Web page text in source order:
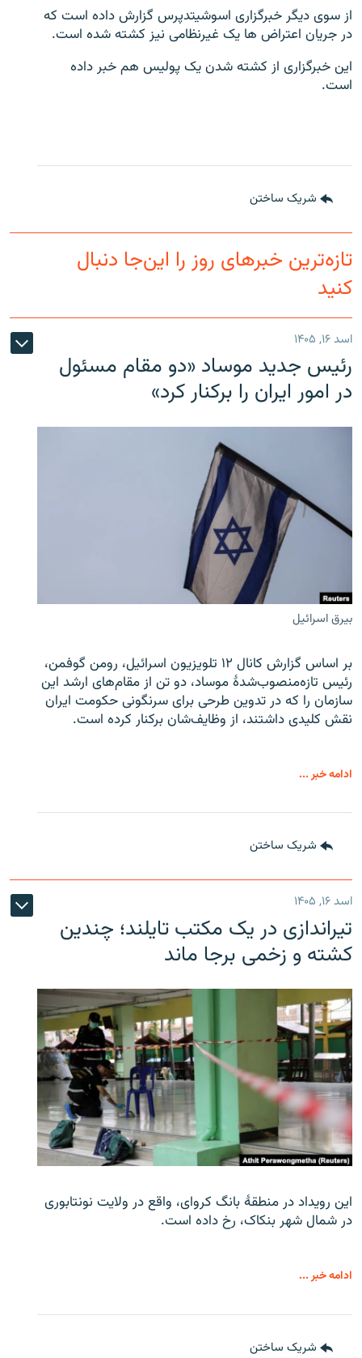
از سوی دیگر خبرگزاری اسوشیتدپرس گزارش داده است که
در جریان اعتراض ها یک غیرنظامی نیز کشته شده است.
این خبرگزاری از کشته شدن یک پولیس هم خبر داده
است.
شریک ساختن
تازه‌ترین خبرهای روز را این‌جا دنبال
کنید
اسد ۱۶, ۱۴۰۵
رئیس جدید موساد «دو مقام مسئول
در امور ایران را برکنار کرد»
بیرق اسرائیل
بر اساس گزارش کانال ۱۲ تلویزیون اسرائیل، رومن گوفمن،
رئیس تازه‌منصوب‌شدۀ موساد، دو تن از مقام‌های ارشد این
سازمان را که در تدوین طرحی برای سرنگونی حکومت ایران
نقش کلیدی داشتند، از وظایف‌شان برکنار کرده است.
ادامه خبر ...
شریک ساختن
اسد ۱۶, ۱۴۰۵
تیراندازی در یک مکتب تایلند؛ چندین
کشته و زخمی برجا ماند
این رویداد در منطقۀ بانگ کروای، واقع در ولایت نونتابوری
در شمال شهر بنکاک، رخ داده است.
ادامه خبر ...
شریک ساختن